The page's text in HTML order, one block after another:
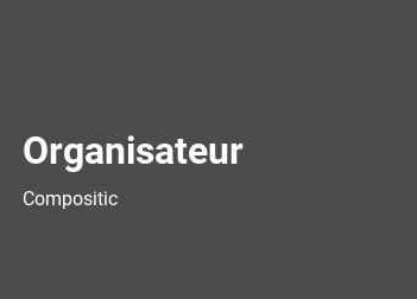
Organisateur
Compositic